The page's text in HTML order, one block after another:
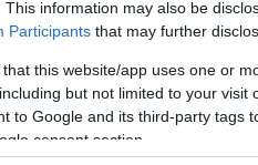
This information may also be
Participants that may further
that this website/app uses one or
but not limited to your
to Google and its third-party tags
consent section.
dizájn oroszország
2009.08.21.